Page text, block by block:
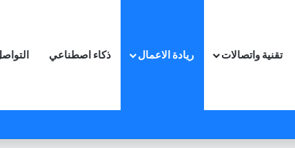
تقنية واتصالات ريادة الاعمال ذكاء اصطناعي